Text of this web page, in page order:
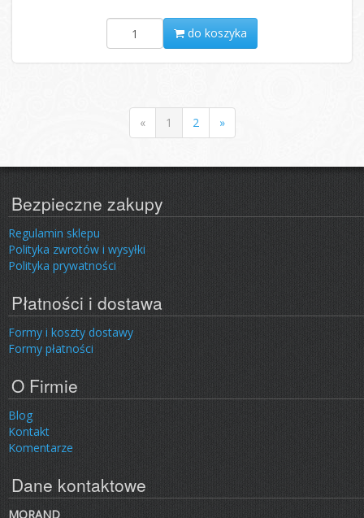
do koszyka
« 1 2 »
Bezpieczne zakupy
Regulamin sklepu
Polityka zwrotów i wysyłki
Polityka prywatności
Płatności i dostawa
Formy i koszty dostawy
Formy płatności
O Firmie
Blog
Kontakt
Komentarze
Dane kontaktowe
MORAND